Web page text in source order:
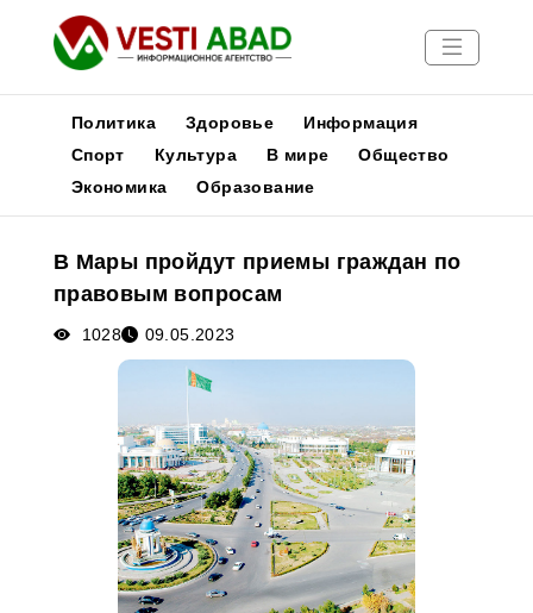
Новости
Медиа
Афиша
Политика Здоровье
Информация
Спорт
Культура В мире
Общество
Экономика
Образование
В Мары пройдут приемы граждан по
правовым вопросам
1028 09.05.2023